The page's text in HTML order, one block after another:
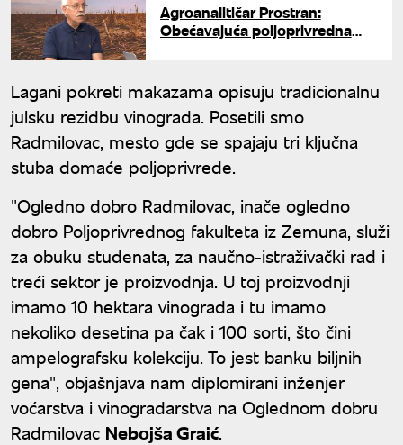
Agroanalitičar Prostran:
Obećavajuća poljoprivredna
Lagani pokreti makazama opisuju tradicionalnu
julsku rezidbu vinograda. Posetili smo
Radmilovac, mesto gde se spajaju tri ključna
stuba domaće poljoprivrede.
"Ogledno dobro Radmilovac, inače ogledno
dobro Poljoprivrednog fakulteta iz Zemuna, služi
za obuku studenata, za naučno-istraživački rad i
treći sektor je proizvodnja. U toj proizvodnji
imamo 10 hektara vinograda i tu imamo
nekoliko desetina pa čak i 100 sorti, što čini
ampelografsku kolekciju. To jest banku biljnih
gena", objašnjava nam diplomirani inženjer
voćarstva i vinogradarstva na Oglednom dobru
Radmilovac Nebojša Graić.